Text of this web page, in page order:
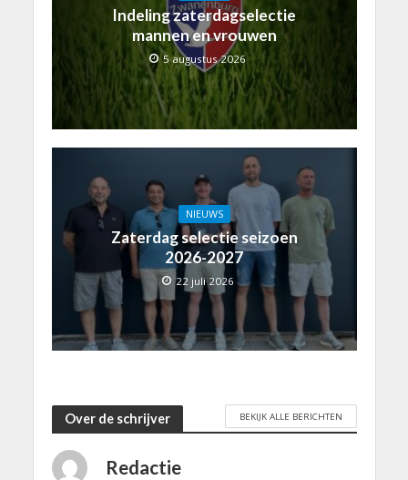
Indeling zaterdagselectie
mannen en vrouwen
5 augustus 2026
NIEUWS
Zaterdag selectie seizoen
2026-2027
22 juli 2026
Over de schrijver BEKIJK ALLE BERICHTEN
Redactie